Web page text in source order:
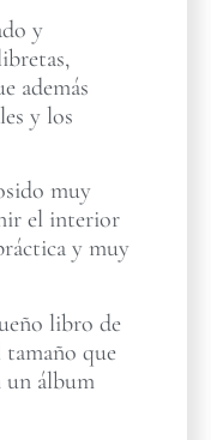
y
además
y los
muy
el interior
y muy
libro de
que
un álbum